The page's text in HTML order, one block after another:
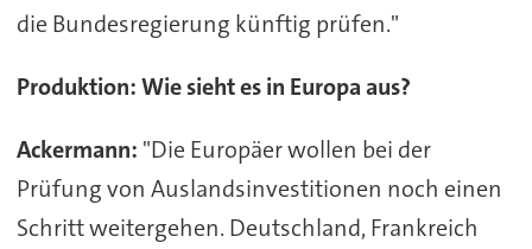
die Bundesregierung künftig prüfen."
Produktion: Wie sieht es in Europa aus?
Ackermann: "Die Europäer wollen bei der
Prüfung von Auslandsinvestitionen noch einen
Schritt weitergehen. Deutschland, Frankreich